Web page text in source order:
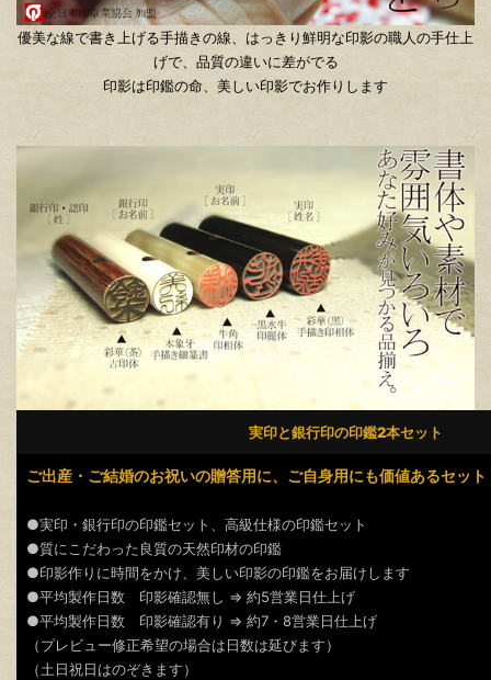
優美な線で書き上げる手描きの線、はっきり鮮明な印影の職人の手仕上
げで、品質の違いに差がでる
印影は印鑑の命、美しい印影でお作りします
実印と銀行印の印鑑2本セット
ご出産・ご結婚のお祝いの贈答用に、ご自身用にも価値あるセット
●実印・銀行印の印鑑セット、高級仕様の印鑑セット
●質にこだわった良質の天然印材の印鑑
●印影作りに時間をかけ、美しい印影の印鑑をお届けします
●平均製作日数 印影確認無し ⇒ 約5営業日仕上げ
●平均製作日数 印影確認有り ⇒ 約7・8営業日仕上げ
（プレビュー修正希望の場合は日数は延びます）
（土日祝日はのぞきます）